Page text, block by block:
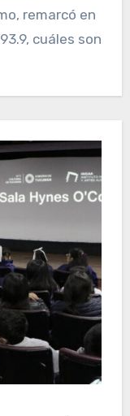
remarcó en
cuáles son